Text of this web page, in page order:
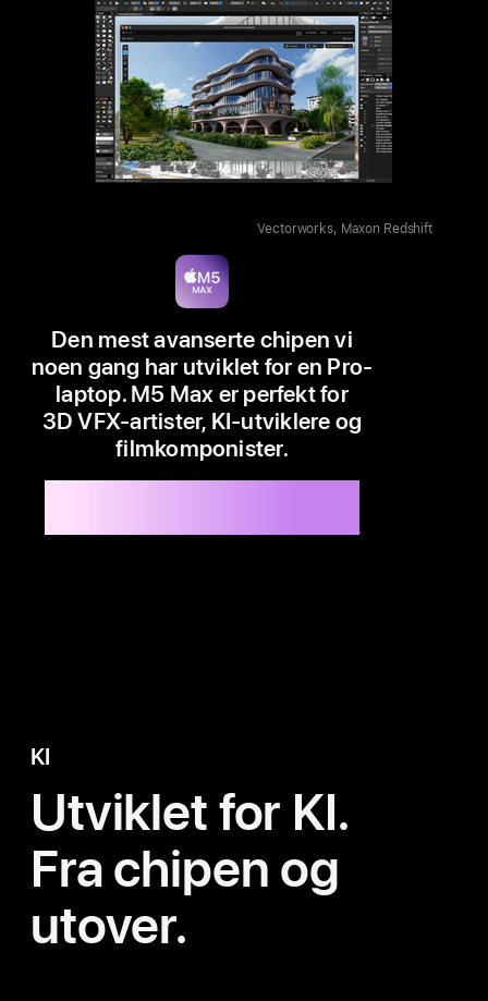
Vectorworks, Maxon Redshift
Den mest avanserte chipen vi
noen gang har utviklet for en Pro-
laptop. M5 Max er perfekt for
3D VFX-artister, KI-utviklere og
film­komponister.
KI
Utviklet for KI.
Fra chipen og
utover.